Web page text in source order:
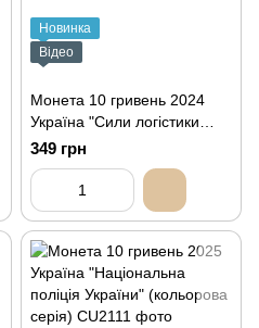
Новинка
Відео
Монета 10 гривень 2024
Україна "Сили логістики
Збройних Сил України"
(кольорова серія)
349 грн